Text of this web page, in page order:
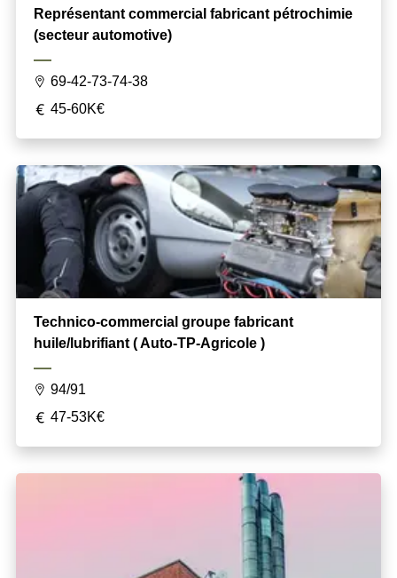
Représentant commercial fabricant pétrochimie
(secteur automotive)
69-42-73-74-38
45-60K€
Technico-commercial groupe fabricant
huile/lubrifiant ( Auto-TP-Agricole )
94/91
47-53K€